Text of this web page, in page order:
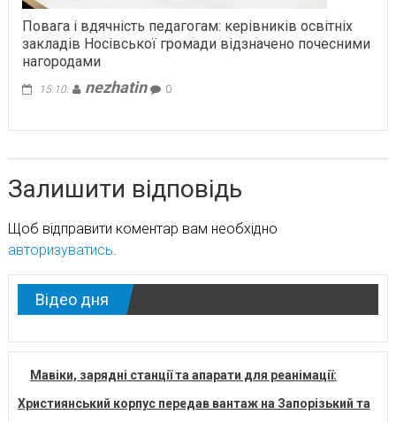
Повага і вдячність педагогам: керівників освітніх
закладів Носівської громади відзначено почесними
нагородами
15.10. nezhatin 0
Залишити відповідь
Щоб відправити коментар вам необхідно
авторизуватись.
Відео дня
Мавіки, зарядні станції та апарати для реанімації:
Християнський корпус передав вантаж на Запорізький та